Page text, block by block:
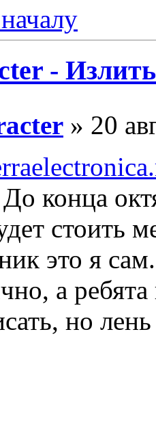
-
» 20
конца
стоить
это я
а
но